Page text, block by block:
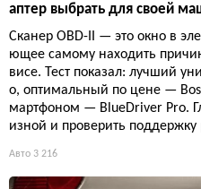
аптер выбрать для своей
Сканер OBD-II — это окно в
ющее самому находить
висе. Тест показал: лучший
o, оптимальный по цене —
мартфоном — BlueDriver Pro.
изной и проверить
Авто 3 216